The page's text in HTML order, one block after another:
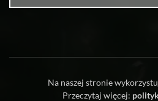
Na naszej stronie
Przeczytaj więcej: